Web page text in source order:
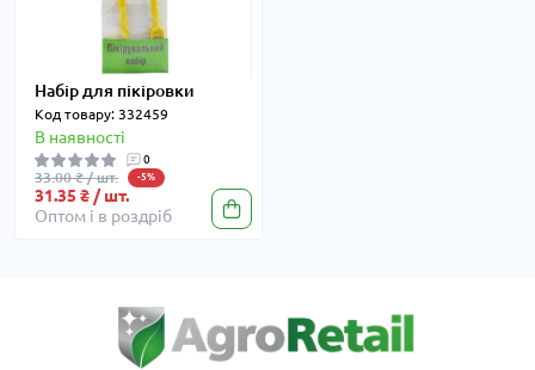
Набір для пікіровки
Код товару: 332459
В наявності
0
33.00 ₴ / шт. -5%
31.35 ₴ / шт.
Оптом і в роздріб